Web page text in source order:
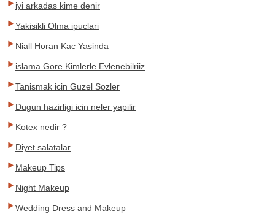
iyi arkadas kime denir
Yakisikli Olma ipuclari
Niall Horan Kac Yasinda
islama Gore Kimlerle Evlenebilriiz
Tanismak icin Guzel Sozler
Dugun hazirligi icin neler yapilir
Kotex nedir ?
Diyet salatalar
Makeup Tips
Night Makeup
Wedding Dress and Makeup